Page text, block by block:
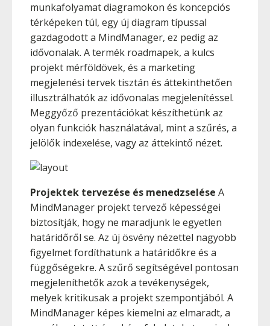
munkafolyamat diagramokon és koncepciós
térképeken túl, egy új diagram típussal
gazdagodott a MindManager, ez pedig az
idővonalak. A termék roadmapek, a kulcs
projekt mérföldövek, és a marketing
megjelenési tervek tisztán és áttekinthetően
illusztrálhatók az idővonalas megjelenítéssel.
Meggyőző prezentációkat készíthetünk az
olyan funkciók használatával, mint a szűrés, a
jelölők indexelése, vagy az áttekintő nézet.
Projektek tervezése és menedzselése A
MindManager projekt tervező képességei
biztosítják, hogy ne maradjunk le egyetlen
határidőről se. Az új ösvény nézettel nagyobb
figyelmet fordíthatunk a határidőkre és a
függőségekre. A szűrő segítségével pontosan
megjeleníthetők azok a tevékenységek,
melyek kritikusak a projekt szempontjából. A
MindManager képes kiemelni az elmaradt, a